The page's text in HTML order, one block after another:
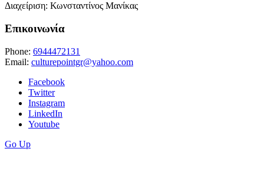
Διαχείριση: Κωνσταντίνος Μανίκας
Επικοινωνία
Phone: 6944472131
Email: culturepointgr@yahoo.com
Facebook
Twitter
Instagram
LinkedIn
Youtube
Go Up